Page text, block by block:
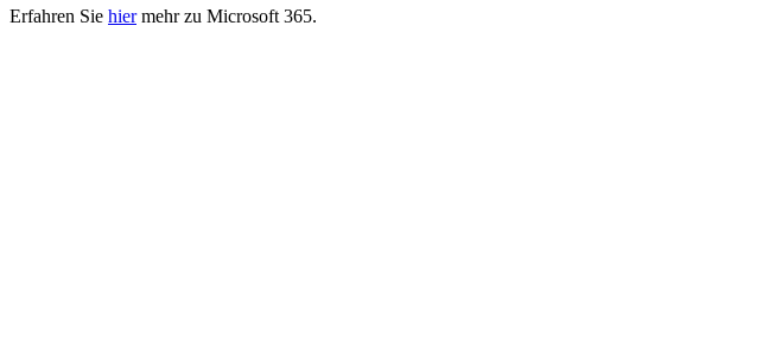
Erfahren Sie hiermehr zu Microsoft 365.